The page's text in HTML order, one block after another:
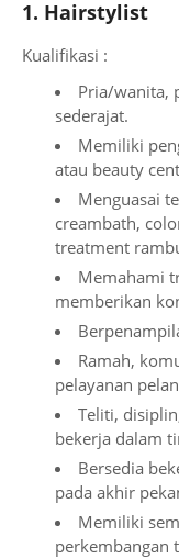
1. Hairstylist
Kualifikasi :
Pria/wanita,
sederajat.
Memiliki
atau beauty
Menguasai
creambath,
treatment
Memahami
memberikan
Ramah,
pelayanan
Teliti,
bekerja dalam
Bersedia
pada akhir
Memiliki
perkembangan